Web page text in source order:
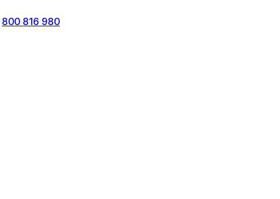
800 816 980